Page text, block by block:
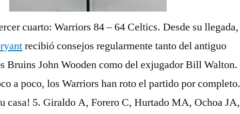
cuarto: Warriors 84 – 64 Celtics. Desde su llegada,
recibió consejos regularmente tanto del antiguo
Bruins John Wooden como del exjugador Bill Walton.
a poco, los Warriors han roto el partido por completo.
casa! 5. Giraldo A, Forero C, Hurtado MA, Ochoa JA,